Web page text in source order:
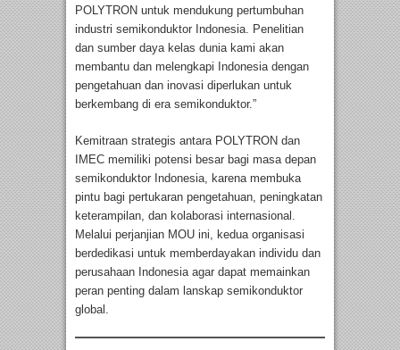
POLYTRON untuk mendukung pertumbuhan
industri semikonduktor Indonesia. Penelitian
dan sumber daya kelas dunia kami akan
membantu dan melengkapi Indonesia dengan
pengetahuan dan inovasi diperlukan untuk
berkembang di era semikonduktor.”
Kemitraan strategis antara POLYTRON dan
IMEC memiliki potensi besar bagi masa depan
semikonduktor Indonesia, karena membuka
pintu bagi pertukaran pengetahuan, peningkatan
keterampilan, dan kolaborasi internasional.
Melalui perjanjian MOU ini, kedua organisasi
berdedikasi untuk memberdayakan individu dan
perusahaan Indonesia agar dapat memainkan
peran penting dalam lanskap semikonduktor
global.